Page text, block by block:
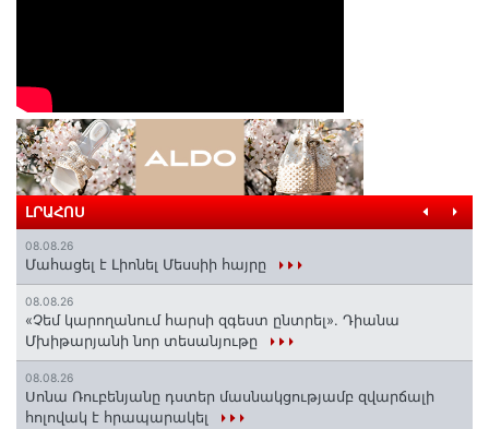
ԼՐԱՀՈՍ
08.08.26
Մահացել է Լիոնել Մեսսիի հայրը
08.08.26
«Չեմ կարողանում հարսի զգեստ ընտրել». Դիանա
Մխիթարյանի նոր տեսանյութը
08.08.26
Սոնա Ռուբենյանը դստեր մասնակցությամբ զվարճալի
հոլովակ է հրապարակել